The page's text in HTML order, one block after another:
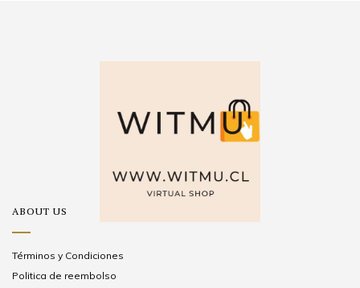
ABOUT US
Términos y Condiciones
Politica de reembolso